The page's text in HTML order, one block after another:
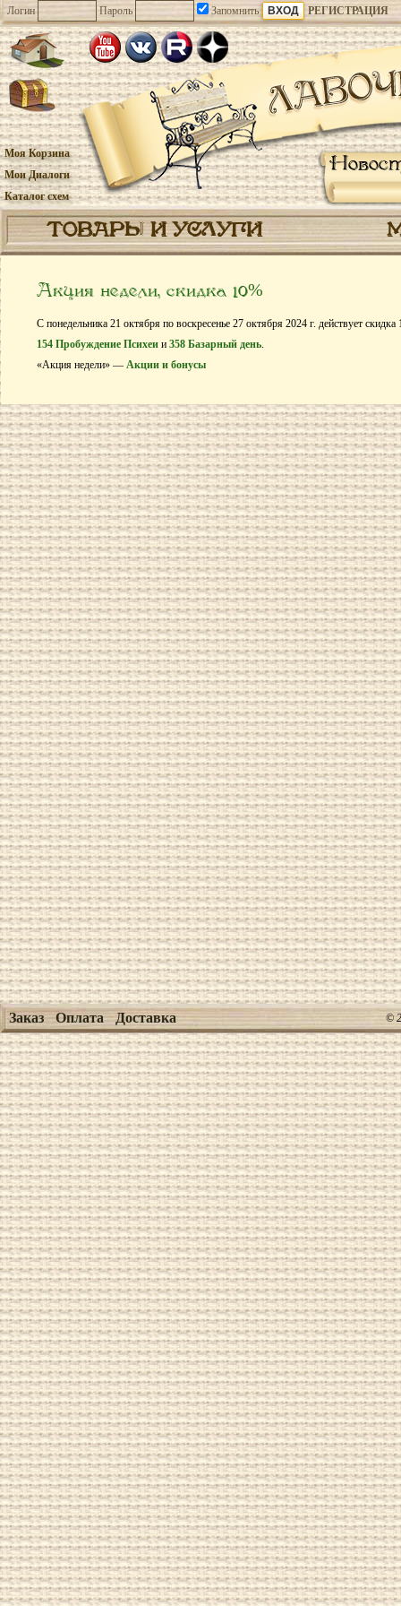
Логин Пароль Запомнить РЕГИСТРАЦИЯ
Моя Корзина
Мои Диалоги
Каталог схем
ТОВАРЫ И УСЛУГИ
Акция недели, скидка 10%
С понедельника 21 октября по воскресенье 27 октября 2024 г. действует
154 Пробуждение Психеи и 358 Базарный день.
«Акция недели» — Акции и бонусы
Заказ Оплата Доставка ©